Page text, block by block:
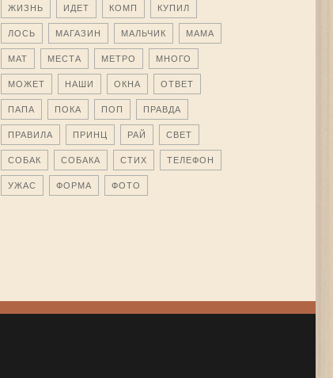
ЖИЗНЬ ИДЕТ КОМП КУПИЛ
ЛОСЬ МАГАЗИН МАЛЬЧИК МАМА
МАТ МЕСТА МЕТРО МНОГО
МОЖЕТ НАШИ ОКНА ОТВЕТ
ПАПА ПОКА ПОП ПРАВДА
ПРАВИЛА ПРИНЦ РАЙ СВЕТ
СОБАК СОБАКА СТИХ ТЕЛЕФОН
УЖАС ФОРМА ФОТО